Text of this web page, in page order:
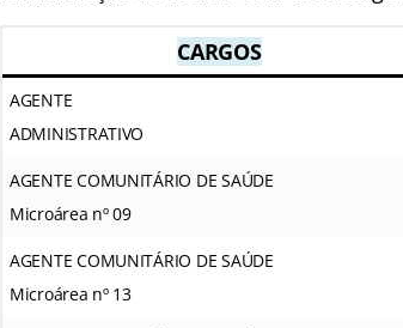
CARGOS
AGENTE
ADMINISTRATIVO
AGENTE COMUNITÁRIO DE SAÚDE
Microárea nº 09
AGENTE COMUNITÁRIO DE SAÚDE
Microárea nº 13